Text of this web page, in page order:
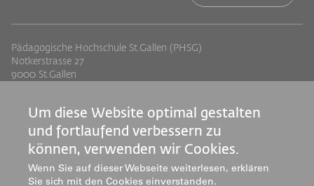
Pädagogische Hochschule St.Gallen (PHSG)
Notkerstrasse 27
9000 St.Gallen
Footer
Links
Standorte
Jobs
Medien
Footer
rechts
Studium
Weiterbildung
Forschung & Entwicklung
Um diese Website optimal gestalten
und fortlaufend verbessern zu
können, verwenden wir Cookies.
Wenn Sie auf dieser Webseite weiterlesen, erklären
Sie sich mit den Cookies einverstanden.